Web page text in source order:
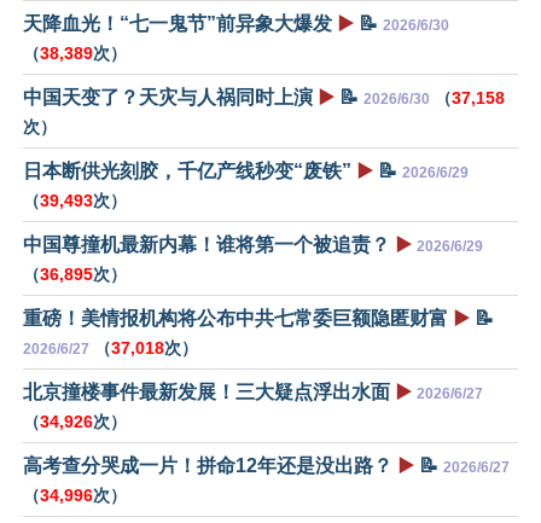
天降血光！“七一鬼节”前异象大爆发 ▶️ 📝 2026/6/30
（38,389次）
中国天变了？天灾与人祸同时上演 ▶️ 📝 2026/6/30 （37,158
次）
日本断供光刻胶，千亿产线秒变“废铁” ▶️ 📝 2026/6/29
（39,493次）
中国尊撞机最新内幕！谁将第一个被追责？ ▶️ 2026/6/29
（36,895次）
重磅！美情报机构将公布中共七常委巨额隐匿财富 ▶️ 📝
2026/6/27 （37,018次）
北京撞楼事件最新发展！三大疑点浮出水面 ▶️ 2026/6/27
（34,926次）
高考查分哭成一片！拼命12年还是没出路？ ▶️ 📝 2026/6/27
（34,996次）